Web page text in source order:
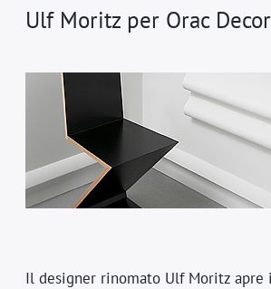
Ulf Moritz per Orac Decor
Il designer rinomato Ulf Moritz apre